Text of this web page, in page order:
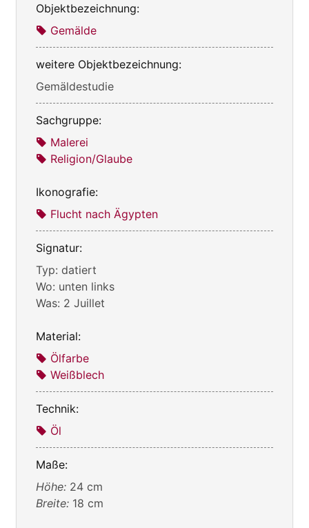
Objektbezeichnung:
Gemälde
weitere Objektbezeichnung:
Gemäldestudie
Sachgruppe:
Malerei
Religion/Glaube
Ikonografie:
Flucht nach Ägypten
Signatur:
Typ: datiert
Wo: unten links
Was: 2 Juillet
Material:
Ölfarbe
Weißblech
Technik:
Öl
Maße:
Höhe: 24 cm
Breite: 18 cm